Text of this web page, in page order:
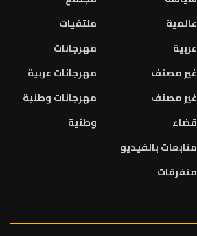
عالمية
عربية
غير مصنف
غير مصنف
قضاء
متابعات بالفيديو
متفرقات
ملتقيات
مهرجانات
مهرجانات عربية
مهرجانات وطنية
وطنية